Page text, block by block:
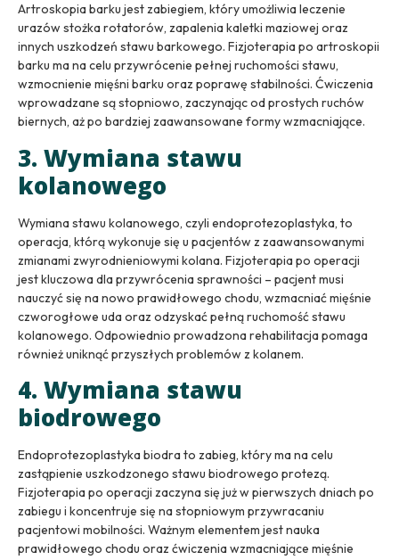
Artroskopia barku jest zabiegiem, który umożliwia leczenie
urazów stożka rotatorów, zapalenia kaletki maziowej oraz
innych uszkodzeń stawu barkowego. Fizjoterapia po artroskopii
barku ma na celu przywrócenie pełnej ruchomości stawu,
wzmocnienie mięśni barku oraz poprawę stabilności. Ćwiczenia
wprowadzane są stopniowo, zaczynając od prostych ruchów
biernych, aż po bardziej zaawansowane formy wzmacniające.
3. Wymiana stawu
kolanowego
Wymiana stawu kolanowego, czyli endoprotezoplastyka, to
operacja, którą wykonuje się u pacjentów z zaawansowanymi
zmianami zwyrodnieniowymi kolana. Fizjoterapia po operacji
jest kluczowa dla przywrócenia sprawności – pacjent musi
nauczyć się na nowo prawidłowego chodu, wzmacniać mięśnie
czworogłowe uda oraz odzyskać pełną ruchomość stawu
kolanowego. Odpowiednio prowadzona rehabilitacja pomaga
również uniknąć przyszłych problemów z kolanem.
4. Wymiana stawu
biodrowego
Endoprotezoplastyka biodra to zabieg, który ma na celu
zastąpienie uszkodzonego stawu biodrowego protezą.
Fizjoterapia po operacji zaczyna się już w pierwszych dniach po
zabiegu i koncentruje się na stopniowym przywracaniu
pacjentowi mobilności. Ważnym elementem jest nauka
prawidłowego chodu oraz ćwiczenia wzmacniające mięśnie